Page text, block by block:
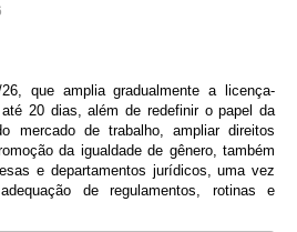
que amplia gradualmente a licença-
20 dias, além de redefinir o papel da
mercado de trabalho, ampliar direitos
da igualdade de gênero, também
e departamentos jurídicos, uma vez
de regulamentos, rotinas e